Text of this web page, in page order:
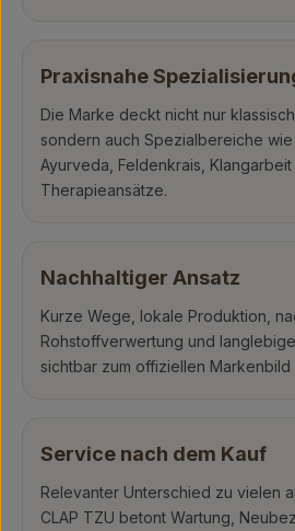
Praxisnahe
Die Marke deckt nicht nur
sondern auch Spezialbereiche
Ayurveda, Feldenkrais,
Therapieansätze.
Nachhaltiger Ansatz
Kurze Wege, lokale Produktion,
Rohstoffverwertung und
sichtbar zum offiziellen Markenbild
Service nach dem Kauf
Relevanter Unterschied zu vielen
CLAP TZU betont Wartung,